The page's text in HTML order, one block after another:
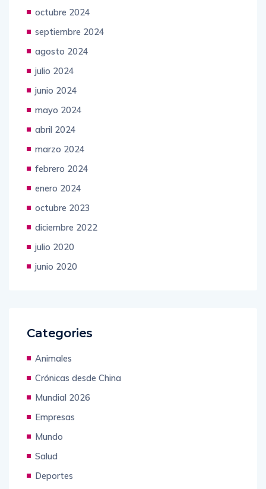
octubre 2024
septiembre 2024
agosto 2024
julio 2024
junio 2024
mayo 2024
abril 2024
marzo 2024
febrero 2024
enero 2024
octubre 2023
diciembre 2022
julio 2020
junio 2020
Categories
Animales
Crónicas desde China
Mundial 2026
Empresas
Mundo
Salud
Deportes